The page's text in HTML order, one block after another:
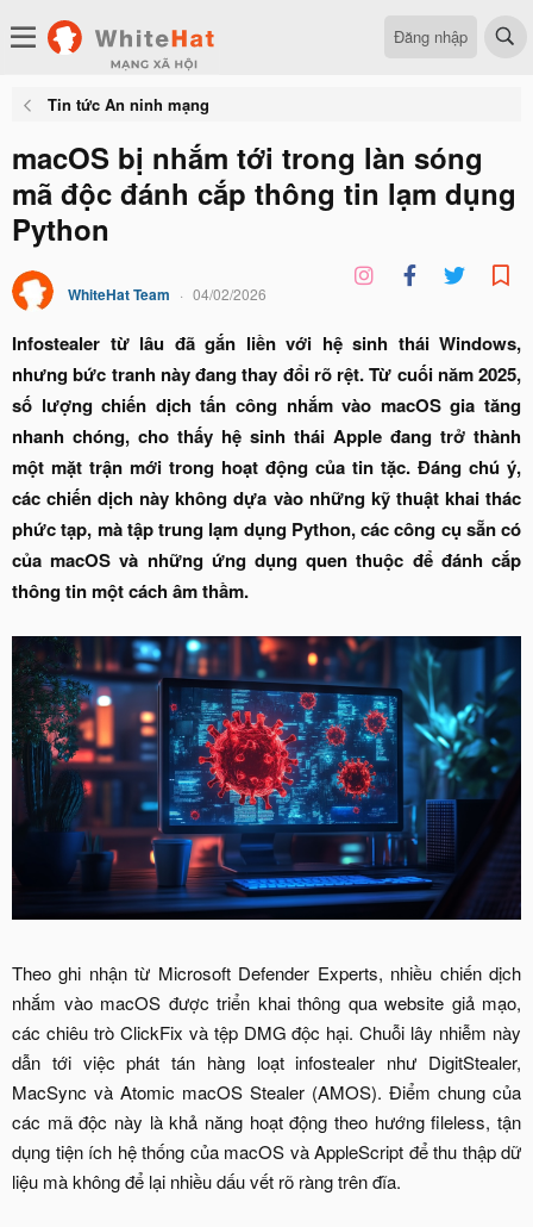
Đăng nhập
Tin tức An ninh mạng
macOS bị nhắm tới trong làn sóng
mã độc đánh cắp thông tin lạm dụng
Python
WhiteHat Team 04/02/2026
Infostealer từ lâu đã gắn liền với hệ sinh thái Windows,
nhưng bức tranh này đang thay đổi rõ rệt. Từ cuối năm 2025,
số lượng chiến dịch tấn công nhắm vào macOS gia tăng
nhanh chóng, cho thấy hệ sinh thái Apple đang trở thành
một mặt trận mới trong hoạt động của tin tặc. Đáng chú ý,
các chiến dịch này không dựa vào những kỹ thuật khai thác
phức tạp, mà tập trung lạm dụng Python, các công cụ sẵn có
của macOS và những ứng dụng quen thuộc để đánh cắp
thông tin một cách âm thầm.
Theo ghi nhận từ Microsoft Defender Experts, nhiều chiến dịch
nhắm vào macOS được triển khai thông qua website giả mạo,
các chiêu trò ClickFix và tệp DMG độc hại. Chuỗi lây nhiễm này
dẫn tới việc phát tán hàng loạt infostealer như DigitStealer,
MacSync và Atomic macOS Stealer (AMOS). Điểm chung của
các mã độc này là khả năng hoạt động theo hướng fileless, tận
dụng tiện ích hệ thống của macOS và AppleScript để thu thập dữ
liệu mà không để lại nhiều dấu vết rõ ràng trên đĩa.